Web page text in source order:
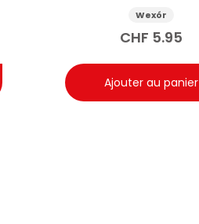
Wexór
CHF 5.95
Ajouter au panier